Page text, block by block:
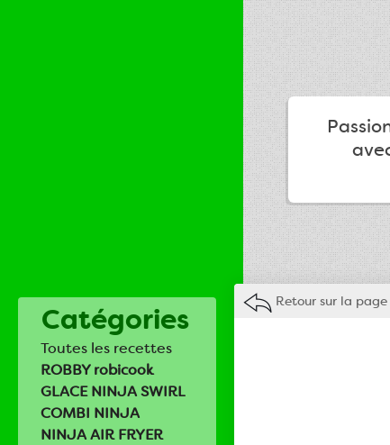
Catégories
Toutes les recettes
ROBBY robicook
GLACE NINJA SWIRL
COMBI NINJA
NINJA AIR FRYER
Retour sur la